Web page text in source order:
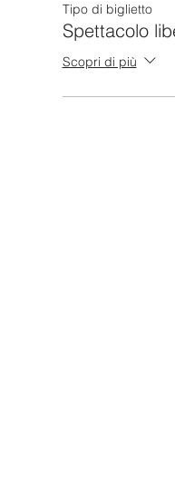
Tipo di biglietto
Spettacolo
Scopri di più